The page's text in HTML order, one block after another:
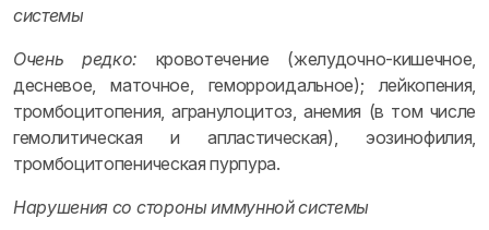
системы
Очень редко: кровотечение (желудочно-кишечное,
десневое, маточное, геморроидальное); лейкопения,
тромбоцитопения, агранулоцитоз, анемия (в том числе
гемолитическая и апластическая), эозинофилия,
тромбоцитопеническая пурпура.
Нарушения со стороны иммунной системы